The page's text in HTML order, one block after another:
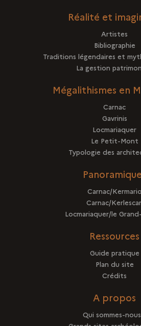
Réalité et
Artistes
Bibliographie
Traditions légendaires et
La gestion
Mégalithismes en
Carnac
Gavrinis
Locmariaquer
Le Petit-Mont
Typologie des
Carnac/Kermario
Carnac/
Locmariaquer/le
Ressources
Guide pratique
Plan du site
Crédits
A propos
Qui sommes-